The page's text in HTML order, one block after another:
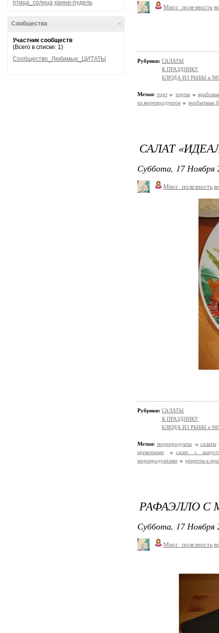
птица_солнца ханни-пудель
-
Сообщества
Участник сообществ
(Всего в списке: 1)
Сообщество_Любимые_ЦИТАТЫ
Мисс_полезность
Рубрики: САЛАТЫ
К ПРАЗДНИКУ
БЛЮДА ИЗ РЫБЫ и
Метки: торт торты
из морепродуктов
необычные
САЛАТ
Суббота, 17 Ноября
Мисс_полезность
Рубрики: САЛАТЫ
К ПРАЗДНИКУ
БЛЮДА ИЗ РЫБЫ и
Метки: морепродукты
салаты
креветками
салат с
морепродуктами
рецепты к
РАФАЭЛЛО С
Суббота, 17 Ноября
Мисс_полезность